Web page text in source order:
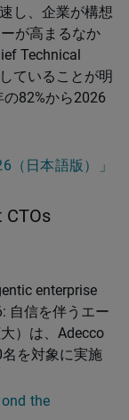
し、企業が構想
が高まるなか
Technical
ていることが明
82%から2026
（日本語版）」
CTOs
enterprise
自信を伴うエー
）は、Adecco
を対象に実施
the